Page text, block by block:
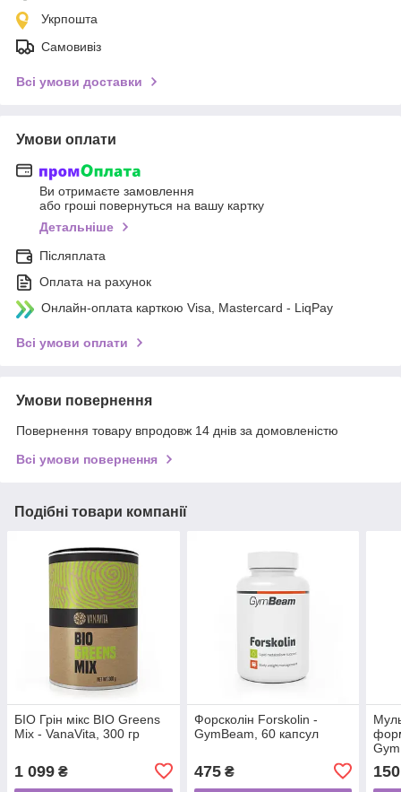
Укрпошта
Самовивіз
Всі умови доставки
Умови оплати
Ви отримаєте замовлення
або гроші повернуться на вашу картку
Детальніше
Післяплата
Оплата на рахунок
Онлайн-оплата карткою Visa, Mastercard - LiqPay
Всі умови оплати
Умови повернення
Повернення товару впродовж 14 днів за домовленістю
Всі умови повернення
Подібні товари компанії
БІО Грін мікс BIO Greens
Mix - VanaVita, 300 гр
1 099 ₴
Форсколін Forskolin -
GymBeam, 60 капсул
475₴ 150